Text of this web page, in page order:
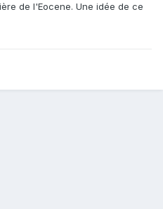
de l'Eocene. Une idée de ce